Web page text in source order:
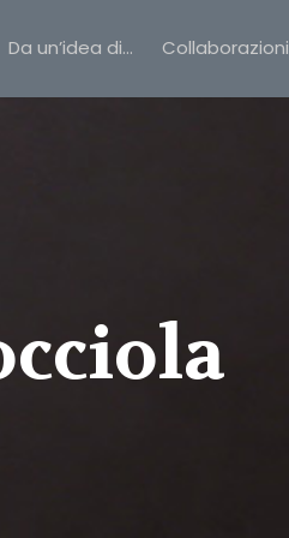
Da un’idea di… Collaborazioni